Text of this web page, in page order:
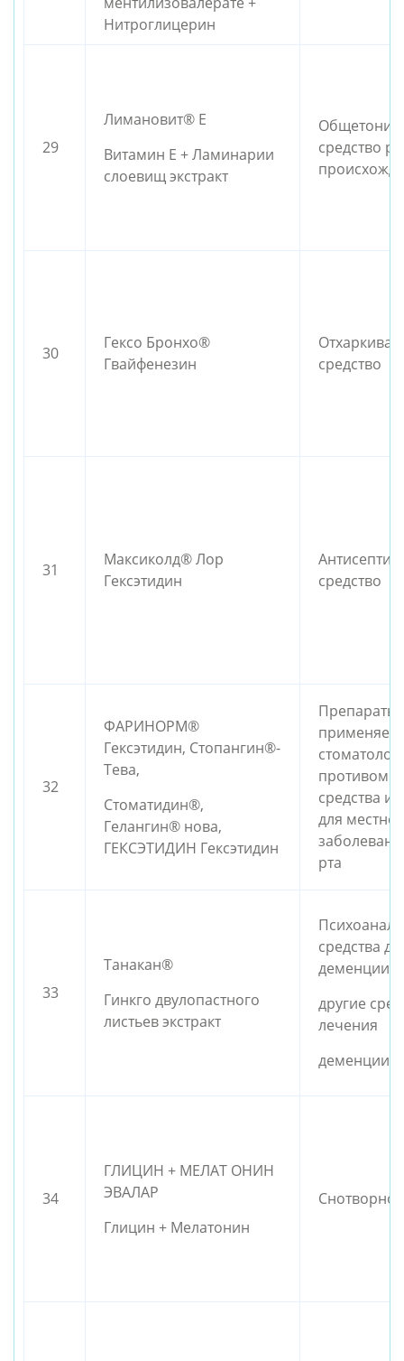
Нитроглицерин
29
Лимановит® Е
Витамин Е + Ламинарии
слоевищ экстракт
средство
30
Гексо Бронхо®
Гвайфенезин
средство
31
Максиколд® Лор
Гексэтидин
средство
32
ФАРИНОРМ®
Гексэтидин, Стопангин®-
Тева,
Стоматидин®,
Гелангин® нова,
ГЕКСЭТИДИН Гексэтидин
Препараты,
средства и
для
рта
33
Танакан®
Гинкго двулопастного
листьев экстракт
средства
деменции;
другие
лечения
деменции
34
ГЛИЦИН + МЕЛАТ ОНИН
ЭВАЛАР
Глицин + Мелатонин